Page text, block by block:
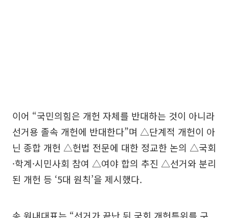
이어 “국민의힘은 개헌 자체를 반대하는 것이 아니라
선거용 졸속 개헌에 반대한다”며 △단계적 개헌이 아
닌 종합 개헌 △헌법 전문에 대한 정교한 논의 △국회
·학계·시민사회 참여 △여야 합의 추진 △선거와 분리
된 개헌 등 ‘5대 원칙’을 제시했다.
송 원내대표는 “선거가 끝난 뒤 국회 개헌특위를 구